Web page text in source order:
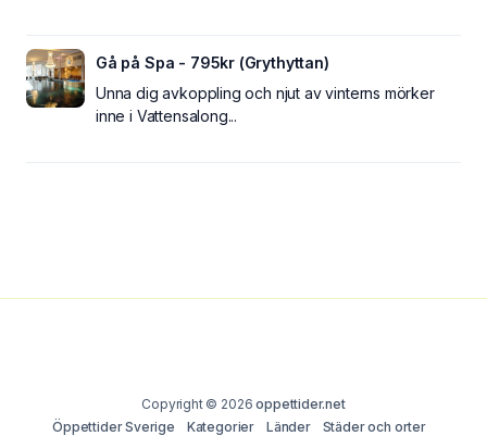
Gå på Spa - 795kr (Grythyttan)
Unna dig avkoppling och njut av vinterns mörker
inne i Vattensalong...
Copyright © 2026oppettider.net
Öppettider Sverige
Kategorier Länder
Städer och orter